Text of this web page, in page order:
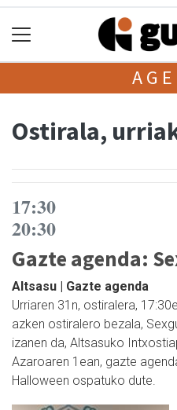
Ostirala,
17:30
20:30
Gazte agenda:
Altsasu | Gazte agenda
Urriaren 31n, ostiralera,
azken ostiralero bezala,
izanen da, Altsasuko
Azaroaren 1ean, gazte
Halloween ospatuko dute.